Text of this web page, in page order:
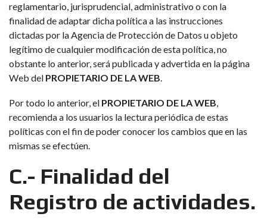
reglamentario, jurisprudencial, administrativo o con la
finalidad de adaptar dicha política a las instrucciones
dictadas por la Agencia de Protección de Datos u objeto
legítimo de cualquier modificación de esta política, no
obstante lo anterior, será publicada y advertida en la página
Web del PROPIETARIO DE LA WEB.
Por todo lo anterior, el PROPIETARIO DE LA WEB,
recomienda a los usuarios la lectura periódica de estas
políticas con el fin de poder conocer los cambios que en las
mismas se efectúen.
C.- Finalidad del
Registro de actividades.